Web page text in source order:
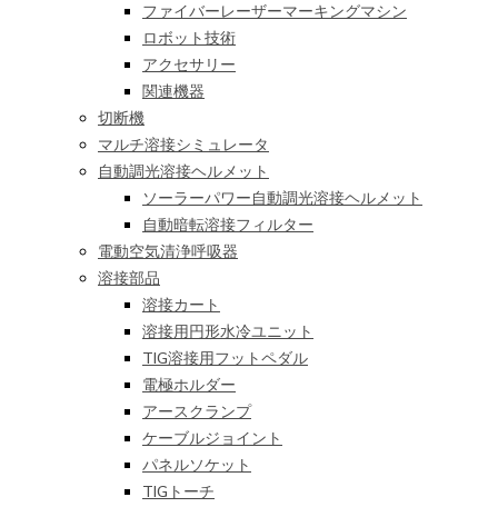
ファイバーレーザーマーキングマシン
ロボット技術
アクセサリー
関連機器
切断機
マルチ溶接シミュレータ
自動調光溶接ヘルメット
ソーラーパワー自動調光溶接ヘルメット
自動暗転溶接フィルター
電動空気清浄呼吸器
溶接部品
溶接カート
溶接用円形水冷ユニット
TIG溶接用フットペダル
電極ホルダー
アースクランプ
ケーブルジョイント
パネルソケット
TIGトーチ